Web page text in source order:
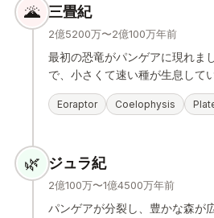
🌋 三畳紀
2億5200万〜2億100万年前
最初の恐竜がパンゲアに現れま
で、小さくて速い種が生息して
Eoraptor Coelophysis
🌿 ジュラ紀
2億100万〜1億4500万年前
パンゲアが分裂し、豊かな森が